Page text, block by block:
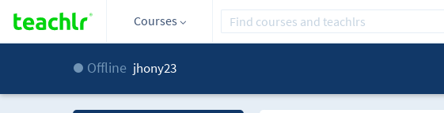
Courses
Offline jhony23